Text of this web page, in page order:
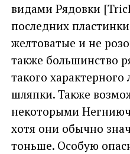
видами Рядовки
последних
желтоватые и не
также большинство
такого характерного
шляпки. Также
некоторыми
хотя они обычно
тоньше. Особую